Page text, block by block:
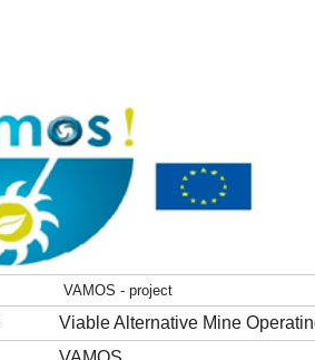
VAMOS - project
Viable Alternative Mine